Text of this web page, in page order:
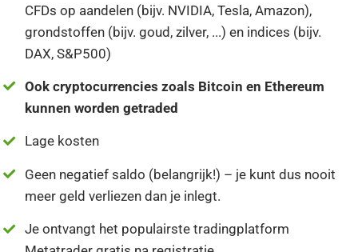
CFDs op aandelen (bijv. NVIDIA, Tesla, Amazon),
grondstoffen (bijv. goud, zilver, ...) en indices (bijv.
DAX, S&P500)
Ook cryptocurrencies zoals Bitcoin en Ethereum
kunnen worden getraded
Lage kosten
Geen negatief saldo (belangrijk!) – je kunt dus nooit
meer geld verliezen dan je inlegt.
Je ontvangt het populairste tradingplatform